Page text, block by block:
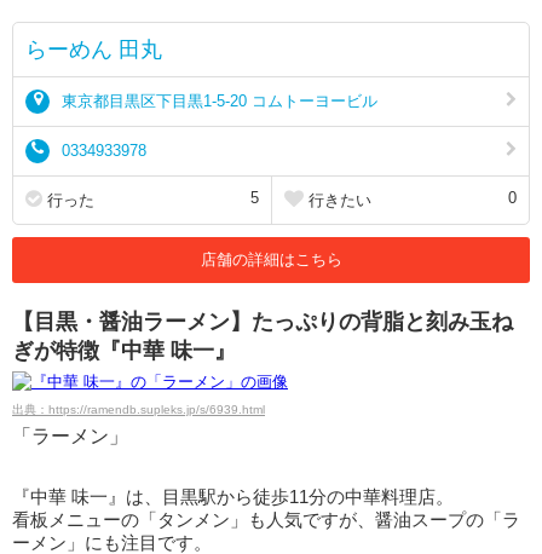
らーめん 田丸
東京都目黒区下目黒1-5-20 コムトーヨービル
0334933978
行った 5 行きたい 0
店舗の詳細はこちら
【目黒・醤油ラーメン】たっぷりの背脂と刻み玉ね
ぎが特徴『中華 味一』
出典：https://ramendb.supleks.jp/s/6939.html
「ラーメン」
『中華 味一』は、目黒駅から徒歩11分の中華料理店。
看板メニューの「タンメン」も人気ですが、醤油スープの「ラ
ーメン」にも注目です。